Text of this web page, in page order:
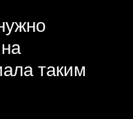
таким